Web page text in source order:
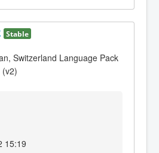
Stable
Switzerland Language Pack
15:19